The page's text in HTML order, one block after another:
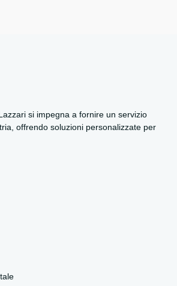
si impegna a fornire un servizio
offrendo soluzioni personalizzate per